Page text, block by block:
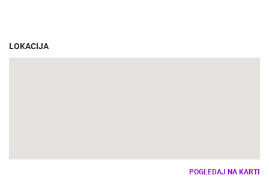
LOKACIJA
POGLEDAJ NA KARTI